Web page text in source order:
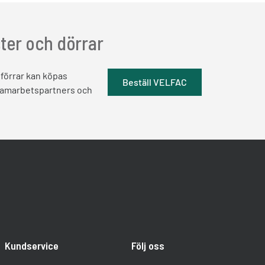
och dörrar
kan köpas
och
Beställ VELFAC
Kundservice Följ oss